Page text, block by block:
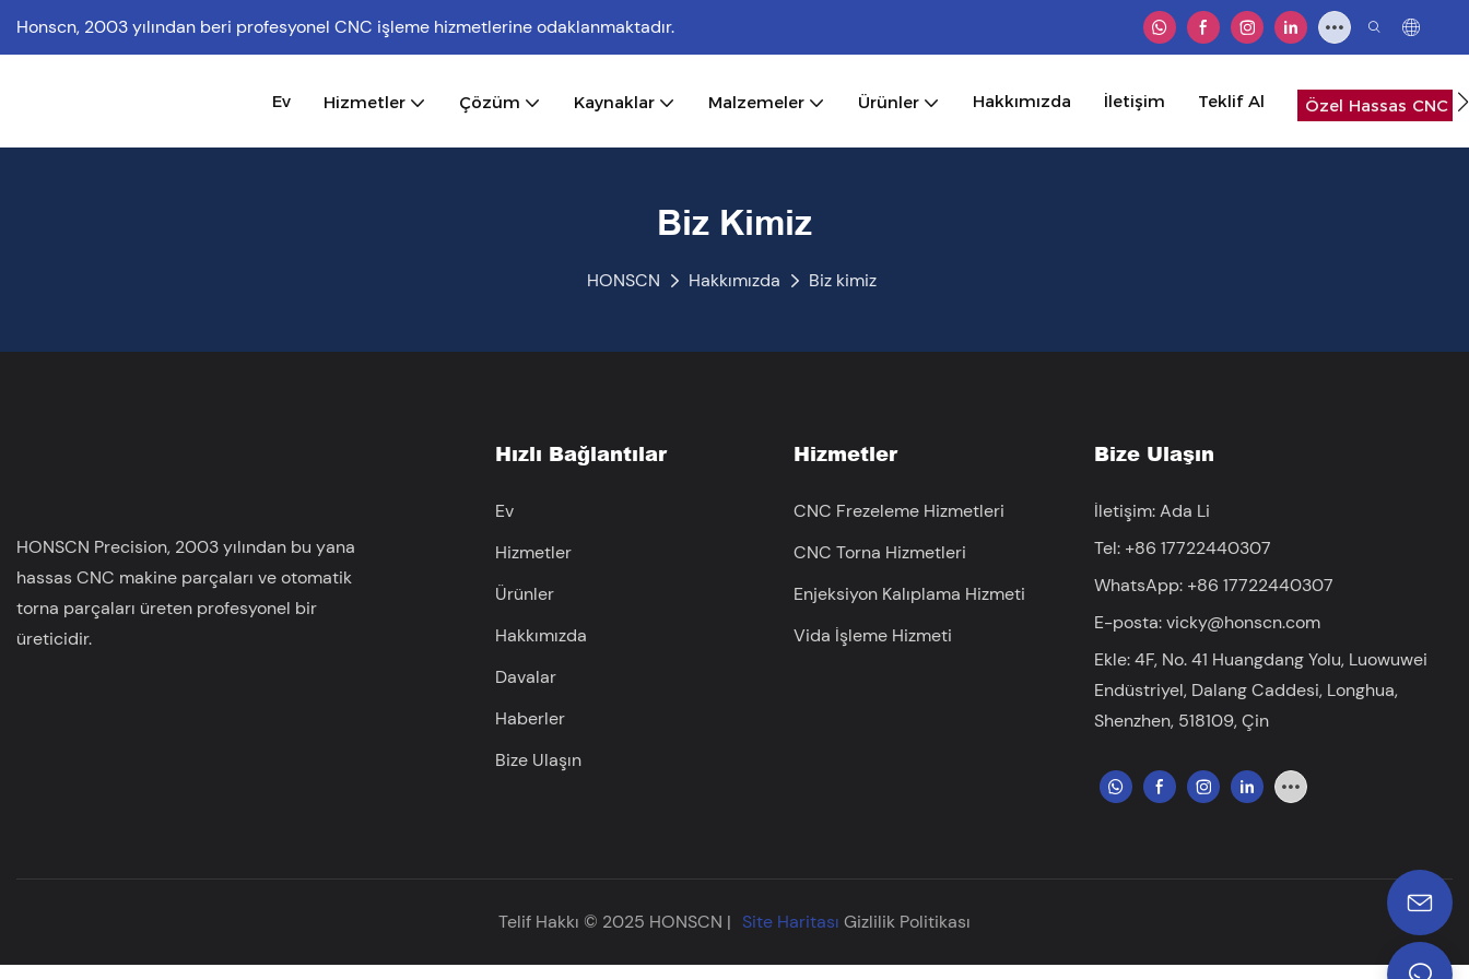
Honscn, 2003 yılından beri profesyonel CNC işleme hizmetlerine odaklanmaktadır.
Ev Hizmetler Çözüm Kaynaklar Malzemeler Ürünler Hakkımızda İletişim Teklif Al Özel Hassas CNC
Biz Kimiz
HONSCN Hakkımızda Biz kimiz
HONSCN Precision, 2003 yılından bu yana
hassas CNC makine parçaları ve otomatik
torna parçaları üreten profesyonel bir
üreticidir.
Hızlı Bağlantılar
Ev
Hizmetler
Ürünler
Hakkımızda
Davalar
Haberler
Bize Ulaşın
Hizmetler
CNC Frezeleme Hizmetleri
CNC Torna Hizmetleri
Enjeksiyon Kalıplama Hizmeti
Vida İşleme Hizmeti
Bize Ulaşın
İletişim: Ada Li
Tel: +86 17722440307
WhatsApp: +86 17722440307
E-posta:vicky@honscn.com
Ekle: 4F, ​​No. 41 Huangdang Yolu, Luowuwei
Endüstriyel, Dalang Caddesi, Longhua,
Shenzhen, 518109, Çin
Telif Hakkı © 2025 HONSCN | Site Haritası Gizlilik Politikası